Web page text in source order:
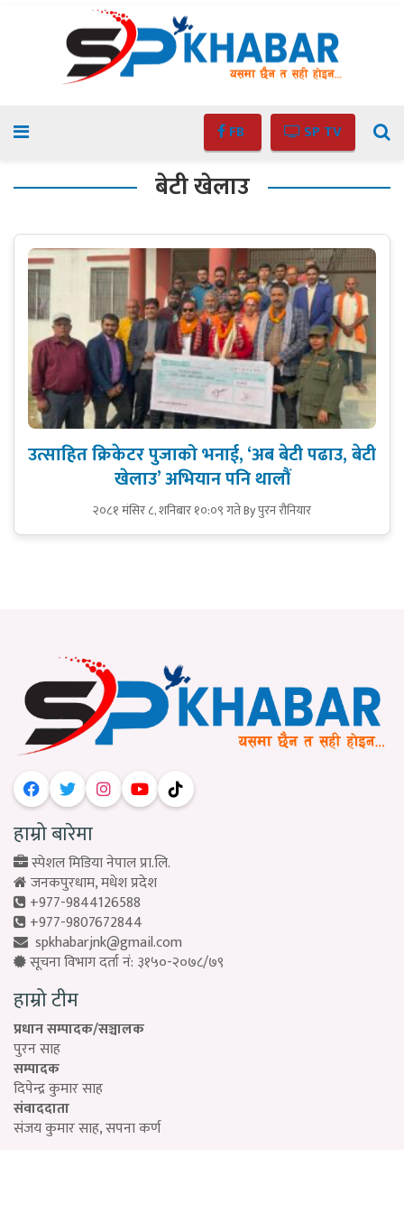
FB SP TV
बेटी खेलाउ
उत्साहित क्रिकेटर पुजाको भनाई, ‘अब बेटी पढाउ, बेटी
खेलाउ’ अभियान पनि थालौं
२०८१ मंसिर ८, शनिबार १०:०९ गतेBy पुरन रौनियार
हाम्रो बारेमा
स्पेशल मिडिया नेपाल प्रा.लि.
जनकपुरधाम, मधेश प्रदेश
+977-9844126588
+977-9807672844
spkhabarjnk@gmail.com
सूचना विभाग दर्ता नं: ३१५०-२०७८/७९
हाम्रो टीम
प्रधान सम्पादक/सञ्चालक
पुरन साह
सम्पादक
दिपेन्द्र कुमार साह
संवाददाता
संजय कुमार साह, सपना कर्ण